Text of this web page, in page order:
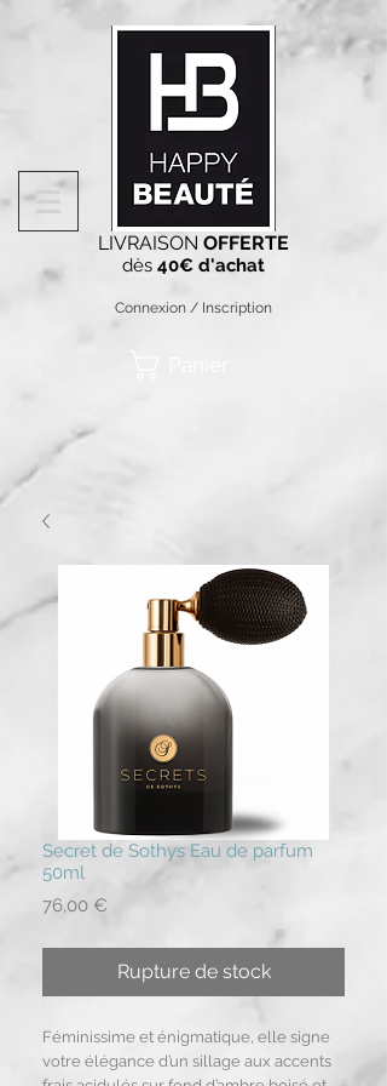
LIVRAISON OFFERTE
dès 40€ d'achat
Connexion / Inscription
Secret de Sothys Eau de parfum
50ml
76,00 €
Rupture de stock
Féminissime et énigmatique, elle signe
votre élégance d’un sillage aux accents